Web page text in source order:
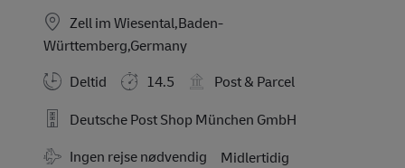
Zell im Wiesental,Baden-
Württemberg,Germany
Deltid
14.5
Post & Parcel
Deutsche Post Shop München GmbH
Travel Required
Ingen rejse nødvendig Midlertidig